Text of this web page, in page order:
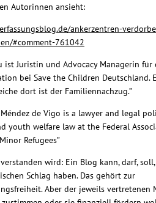
Autorinnen ansieht:
ankerzentren-
#comment-761042
ist Juristin und Advocacy Managerin für
bei Save the Children Deutschland.
dort ist der Familiennachzug.”
Méndez de Vigo is a lawyer and legal
youth welfare law at the Federal
Refugees”
wird: Ein Blog kann, darf,
Schlag haben. Das gehört zur
Aber der jeweils vertretenen